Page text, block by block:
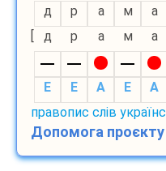
д р а м а
[
д р а м а
E E A E A
правопис слів
Допомога проєкту